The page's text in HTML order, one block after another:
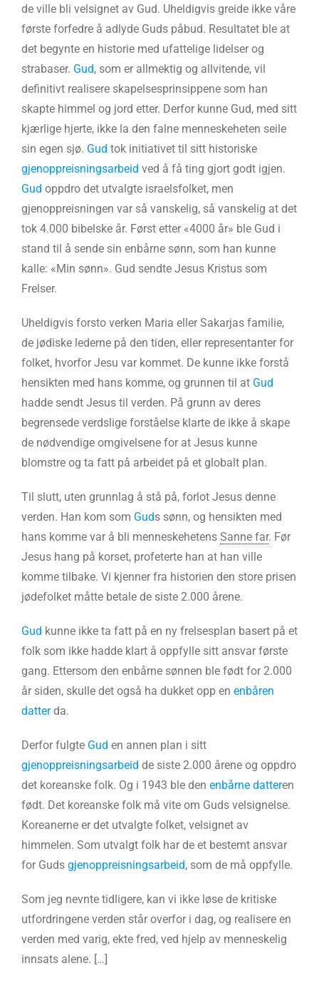
de ville bli velsignet av Gud. Uheldigvis greide ikke våre
første forfedre å adlyde Guds påbud. Resultatet ble at
det begynte en historie med ufattelige lidelser og
strabaser. Gud, som er allmektig og allvitende, vil
definitivt realisere skapelsesprinsippene som han
skapte himmel og jord etter. Derfor kunne Gud, med sitt
kjærlige hjerte, ikke la den falne menneskeheten seile
sin egen sjø. Gud tok initiativet til sitt historiske
gjenoppreisningsarbeid ved å få ting gjort godt igjen.
Gud oppdro det utvalgte israelsfolket, men
gjenoppreisningen var så vanskelig, så vanskelig at det
tok 4.000 bibelske år. Først etter «4000 år» ble Gud i
stand til å sende sin enbårne sønn, som han kunne
kalle: «Min sønn». Gud sendte Jesus Kristus som
Frelser.
Uheldigvis forsto verken Maria eller Sakarjas familie,
de jødiske lederne på den tiden, eller representanter for
folket, hvorfor Jesu var kommet. De kunne ikke forstå
hensikten med hans komme, og grunnen til at Gud
hadde sendt Jesus til verden. På grunn av deres
begrensede verdslige forståelse klarte de ikke å skape
de nødvendige omgivelsene for at Jesus kunne
blomstre og ta fatt på arbeidet på et globalt plan.
Til slutt, uten grunnlag å stå på, forlot Jesus denne
verden. Han kom som Guds sønn, og hensikten med
hans komme var å bli menneskehetens Sanne far. Før
Jesus hang på korset, profeterte han at han ville
komme tilbake. Vi kjenner fra historien den store prisen
jødefolket måtte betale de siste 2.000 årene.
Gud kunne ikke ta fatt på en ny frelsesplan basert på et
folk som ikke hadde klart å oppfylle sitt ansvar første
gang. Ettersom den enbårne sønnen ble født for 2.000
år siden, skulle det også ha dukket opp en enbåren
datterda.
Derfor fulgte Gud en annen plan i sitt
gjenoppreisningsarbeid de siste 2.000 årene og oppdro
det koreanske folk. Og i 1943 ble den enbårne datteren
født. Det koreanske folk må vite om Guds velsignelse.
Koreanerne er det utvalgte folket, velsignet av
himmelen. Som utvalgt folk har de et bestemt ansvar
for Guds gjenoppreisningsarbeid, som de må oppfylle.
Som jeg nevnte tidligere, kan vi ikke løse de kritiske
utfordringene verden står overfor i dag, og realisere en
verden med varig, ekte fred, ved hjelp av menneskelig
innsats alene. […]